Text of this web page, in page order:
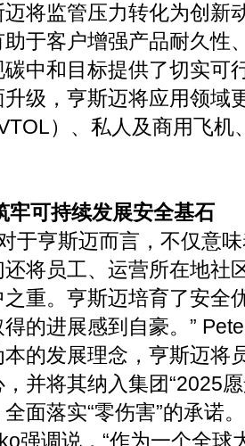
将监管压力转化为创新
于客户增强产品耐久性
中和目标提供了切实可
级，亨斯迈将应用领域
）、私人及商用飞机
牢可持续发展安全基石
于亨斯迈而言，不仅意
将员工、运营所在地社
重。亨斯迈培育了安全
的进展感到自豪。”
的发展理念，亨斯迈将
并将其纳入集团“2025
面落实“零伤害”的承诺。
强调说，“作为一个全球